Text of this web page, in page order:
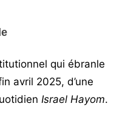
qui ébranle
avril 2025, d’une
Israel Hayom.